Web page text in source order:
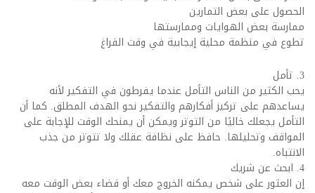
الحصول على بعض التمارين
ممارسة بعض الهوايات وممارستها
تطوع في منظمة محلية إيجابية في وقت الفراغ
3. تأمل
يحب الكثير من الناس التأمل عندما يفرطون في التفكير لأنه
يساعدهم على تركيز أفكارهم والتفكير نحو الهدف المطلق. كما أن
التأمل يجعلك خاليًا من التوتر ويمكن أن يمنحك الوقت للإجابة على
المواقف وتحليلها. حافظ على نظافة عقلك ولا تتوتر من جذب
الانتباه.
4. ابحث عن شريك
إن العثور على شخص يمكنه الخروج معك أو قضاء بعض الوقت معه